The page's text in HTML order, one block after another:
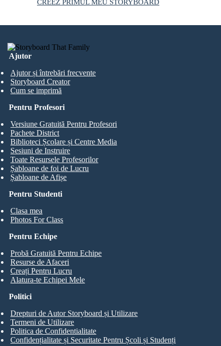
CREEZ PRIMUL MEU STORYBOARD
Ajutor
Ajutor și întrebări frecvente
Storyboard Creator
Cum se imprimă
Pentru Studenti
Clasa mea
Photos For Class
Pentru Profesori
Versiune Gratuită Pentru Profesori
Pachete District
Biblioteci Școlare și Centre Media
Sesiuni de Instruire
Toate Resursele Profesorilor
Șabloane de foi de Lucru
Șabloane de Afișe
Pentru Echipe
Probă Gratuită Pentru Echipe
Resurse de Afaceri
Creați Pentru Lucru
Alatura-te Echipei Mele
Politici
Drepturi de Autor Storyboard și Utilizare
Termeni de Utilizare
Politica de Confidentialitate
Confidențialitate și Securitate Pentru Școli și Studenți